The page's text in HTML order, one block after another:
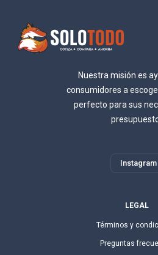
Nuestra misión es
consumidores a
perfecto para sus
Instagram
LEGAL
Términos y
Preguntas